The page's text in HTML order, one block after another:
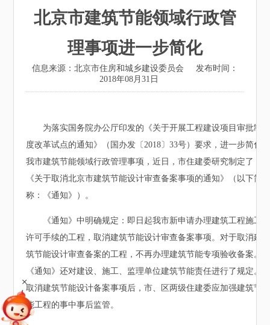
北京市建筑节能领域行政管
理事项进一步简化
信息来源：北京市住房和城乡建设委员会
发布时间：
2018年08月31日
为落实国务院办公厅印发的《关于开展工程建设项目审批制
度改革试点的通知》（国办发〔2018〕33号）要求，进一步简化
我市建筑节能领域行政管理事项，近日，市住建委研究制定了
《关于取消北京市建筑节能设计审查备案事项的通知》（以下简
称：《通知》）。
《通知》中明确规定：即日起我市新申请办理建筑工程施工
许可手续的工程，取消建筑节能设计审查备案事项。对于取消建
筑节能设计审查备案的工程，不再办理建筑节能专项验收备案。
《通知》还对建设、施工、监理单位建筑节能责任进行了规定。
取消建筑节能设计备案事项后，市、区两级住建委应加强建筑节
能工程的事中事后监管。
+